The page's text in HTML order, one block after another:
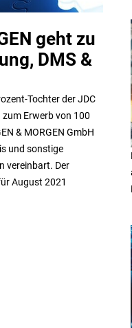
geht zu
DMS &
Tochter der JDC
Erwerb von 100
& MORGEN GmbH
und sonstige
vereinbart. Der
August 2021